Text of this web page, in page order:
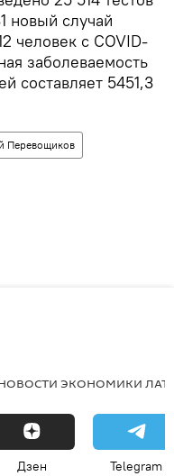
новый случай
человек с COVID-
заболеваемость
составляет 5451,3
Перевощиков
ЭКОНОМИКИ
Дзен Telegram